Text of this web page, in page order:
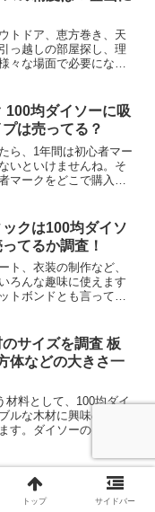
トドア、恵方巻き、天
っ越しの部屋探し、理
々な場面で必要になり
もするアイテムです。
イメージ...
100均ダイソーに吸
は売ってる？
ら、1年間は初心者マー
いといけませんね。そ
マークをどこで購入す
ージの100均ダイソーに
ある...
クは100均ダイソ
てるか調査！
ト、衣装の制作など、
ろんな趣味に使えます
トボンドとも言ってい
ィックは売っています
ルー...
サイズを調査 板
体などの大きさ一
材料として、100均ダイ
ルな木材に興味のある
す。ダイソーのはどん
行って調査してきまし
なく、角材、円柱形の
方...
トップ サイドバー